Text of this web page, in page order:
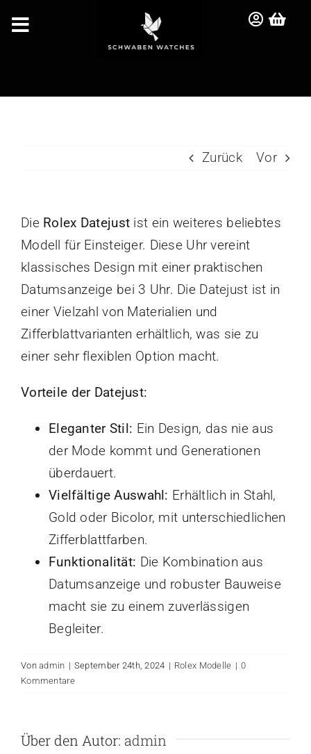
Inhalt
Toggle
KONTAKT
Zurück Vor
Die Rolex Datejust ist ein weiteres beliebtes
Modell für Einsteiger. Diese Uhr vereint
klassisches Design mit einer praktischen
Datumsanzeige bei 3 Uhr. Die Datejust ist in
einer Vielzahl von Materialien und
Zifferblattvarianten erhältlich, was sie zu
einer sehr flexiblen Option macht.
Vorteile der Datejust:
Eleganter Stil: Ein Design, das nie aus
der Mode kommt und Generationen
überdauert.
Vielfältige Auswahl: Erhältlich in Stahl,
Gold oder Bicolor, mit unterschiedlichen
Zifferblattfarben.
Funktionalität: Die Kombination aus
Datumsanzeige und robuster Bauweise
macht sie zu einem zuverlässigen
Begleiter.
Vonadmin | September 24th, 2024 | Rolex Modelle | 0
Kommentare
Über den Autor: admin